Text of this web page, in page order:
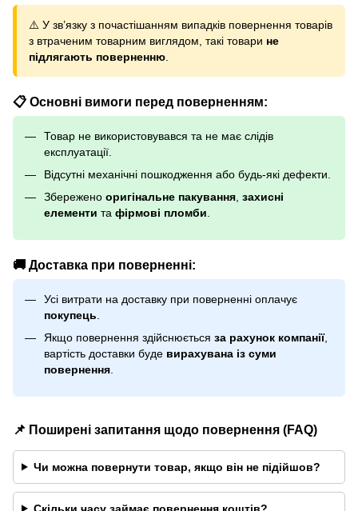
⚠️ У зв’язку з почастішанням випадків повернення товарів
з втраченим товарним виглядом, такі товари не
підлягають поверненню
📋 Основні вимоги перед поверненням:
Товар не використовувався та не має слідів
експлуатації.
Відсутні механічні пошкодження або будь-які дефекти.
Збережено оригінальне пакування, захисні
елементи та фірмові пломби.
🚚 Доставка при поверненні:
Усі витрати на доставку при поверненні оплачує
покупець
Якщо повернення здійснюється за рахунок компанії,
вартість доставки буде вирахувана із суми
повернення
📌 Поширені запитання щодо повернення (FAQ)
Чи можна повернути товар, якщо він не підійшов?
Скільки часу займає повернення коштів?